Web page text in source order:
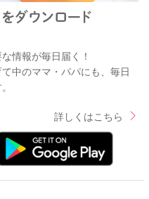
情報が毎日届く！
中のママ・パパにも、毎日
詳しくはこちら